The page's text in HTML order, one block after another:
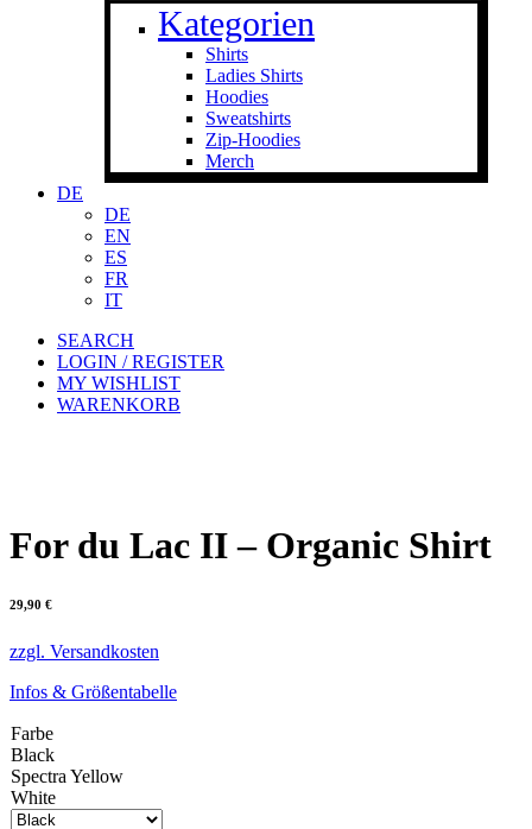
Kategorien
Shirts
Ladies Shirts
Hoodies
Sweat­shirts
Zip-Hoodies
Merch
DE
DE
EN
ES
FR
IT
SEARCH
LOGIN / REGISTER
MY WISHLIST
WARENKORB
For du Lac II – Organic Shirt
29,90 €
zzgl. Versandkosten
Infos & Größentabelle
Farbe
Black
Spectra Yellow
White